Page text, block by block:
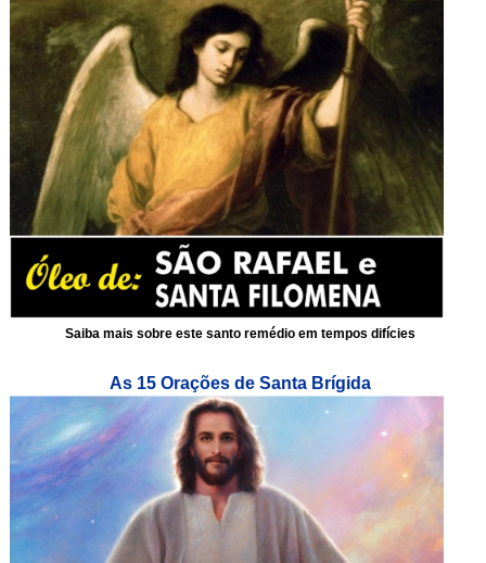
Saiba mais sobre este santo remédio em tempos difícies
As 15 Orações de Santa Brígida